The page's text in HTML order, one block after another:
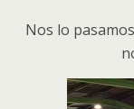
Nos lo